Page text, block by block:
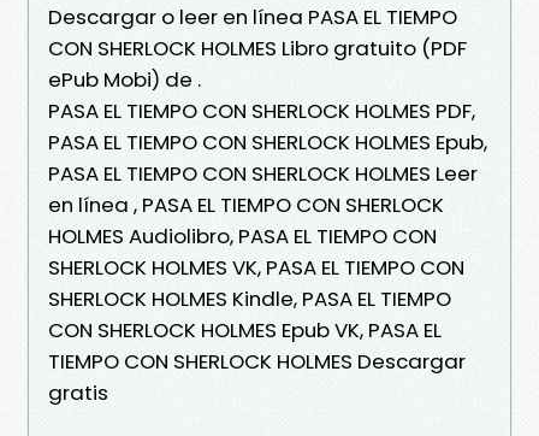
Descargar o leer en línea PASA EL TIEMPO
CON SHERLOCK HOLMES Libro gratuito (PDF
ePub Mobi) de .
PASA EL TIEMPO CON SHERLOCK HOLMES PDF,
PASA EL TIEMPO CON SHERLOCK HOLMES Epub,
PASA EL TIEMPO CON SHERLOCK HOLMES Leer
en línea , PASA EL TIEMPO CON SHERLOCK
HOLMES Audiolibro, PASA EL TIEMPO CON
SHERLOCK HOLMES VK, PASA EL TIEMPO CON
SHERLOCK HOLMES Kindle, PASA EL TIEMPO
CON SHERLOCK HOLMES Epub VK, PASA EL
TIEMPO CON SHERLOCK HOLMES Descargar
gratis